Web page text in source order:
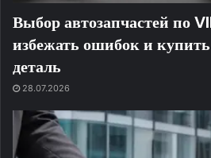
Выбор автозапчастей по
избежать ошибок и
деталь
28.07.2026